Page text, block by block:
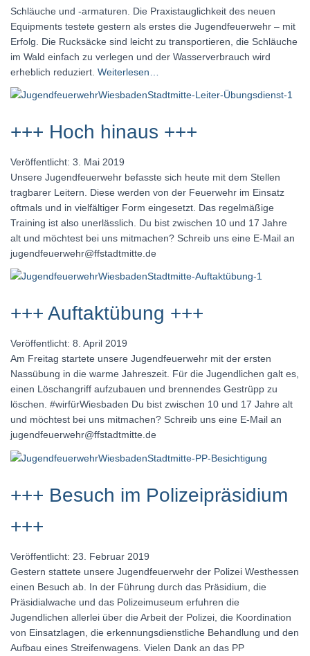
Schläuche und -armaturen. Die Praxistauglichkeit des neuen
Equipments testete gestern als erstes die Jugendfeuerwehr – mit
Erfolg. Die Rucksäcke sind leicht zu transportieren, die Schläuche
im Wald einfach zu verlegen und der Wasserverbrauch wird
erheblich reduziert. Weiterlesen…
+++ Hoch hinaus +++
Veröffentlicht: 3. Mai 2019
Unsere Jugendfeuerwehr befasste sich heute mit dem Stellen
tragbarer Leitern. Diese werden von der Feuerwehr im Einsatz
oftmals und in vielfältiger Form eingesetzt. Das regelmäßige
Training ist also unerlässlich. Du bist zwischen 10 und 17 Jahre
alt und möchtest bei uns mitmachen? Schreib uns eine E-Mail an
jugendfeuerwehr@ffstadtmitte.de
+++ Auftaktübung +++
Veröffentlicht: 8. April 2019
Am Freitag startete unsere Jugendfeuerwehr mit der ersten
Nassübung in die warme Jahreszeit. Für die Jugendlichen galt es,
einen Löschangriff aufzubauen und brennendes Gestrüpp zu
löschen. #wirfürWiesbaden Du bist zwischen 10 und 17 Jahre alt
und möchtest bei uns mitmachen? Schreib uns eine E-Mail an
jugendfeuerwehr@ffstadtmitte.de
+++ Besuch im Polizeipräsidium
+++
Veröffentlicht: 23. Februar 2019
Gestern stattete unsere Jugendfeuerwehr der Polizei Westhessen
einen Besuch ab. In der Führung durch das Präsidium, die
Präsidialwache und das Polizeimuseum erfuhren die
Jugendlichen allerlei über die Arbeit der Polizei, die Koordination
von Einsatzlagen, die erkennungsdienstliche Behandlung und den
Aufbau eines Streifenwagens. Vielen Dank an das PP